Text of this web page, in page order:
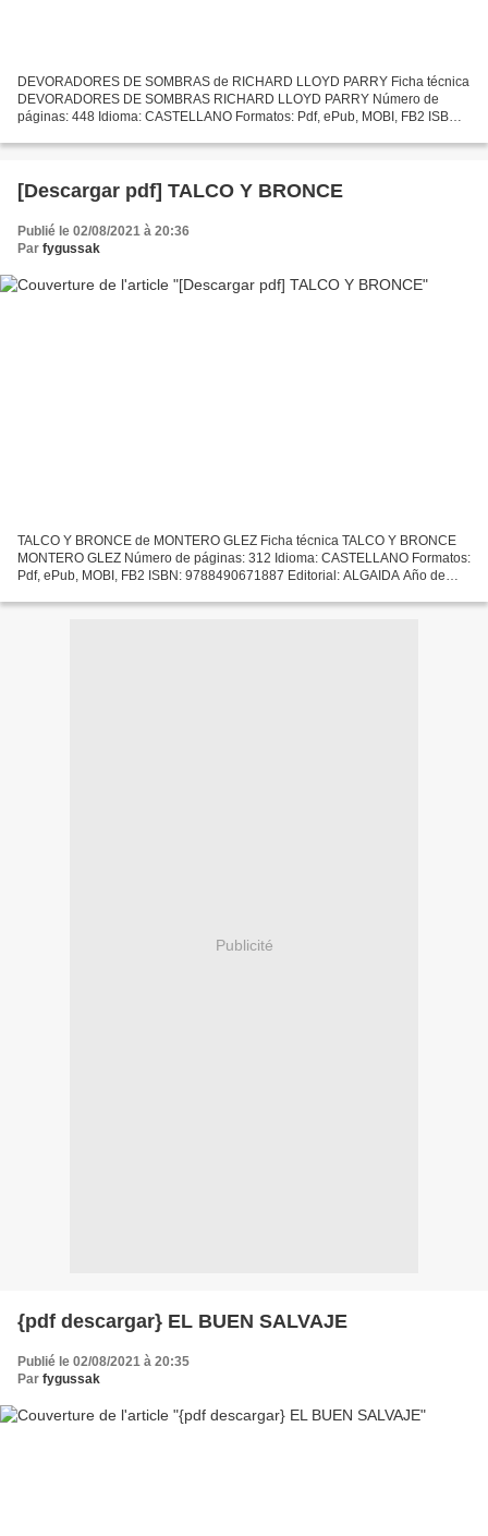
DEVORADORES DE SOMBRAS de RICHARD LLOYD PARRY Ficha técnica
DEVORADORES DE SOMBRAS RICHARD LLOYD PARRY Número de
páginas: 448 Idioma: CASTELLANO Formatos: Pdf, ePub, MOBI, FB2 ISBN:
eBook...
[Descargar pdf] TALCO Y BRONCE
Publié le 02/08/2021 à 20:36
Par fygussak
TALCO Y BRONCE de MONTERO GLEZ Ficha técnica TALCO Y BRONCE
MONTERO GLEZ Número de páginas: 312 Idioma: CASTELLANO Formatos:
Pdf, ePub, MOBI, FB2 ISBN: 9788490671887 Editorial: ALGAIDA Año de
Publicité
{pdf descargar} EL BUEN SALVAJE
Publié le 02/08/2021 à 20:35
Par fygussak